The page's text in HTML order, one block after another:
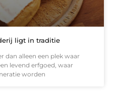
ligt in traditie
dan alleen een plek waar
levend erfgoed, waar
worden